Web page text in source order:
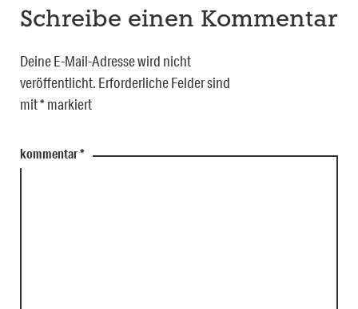
Schreibe einen Kommentar
Deine E-Mail-Adresse wird nicht
veröffentlicht. Erforderliche Felder sind
mit*markiert
kommentar*